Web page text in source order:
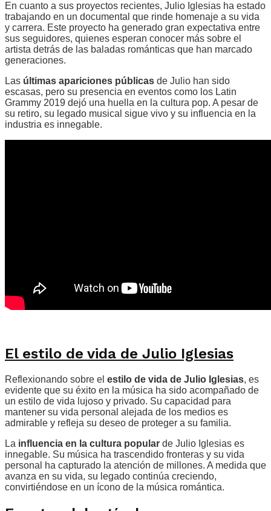
En cuanto a sus proyectos recientes, Julio Iglesias ha estado
trabajando en un documental que rinde homenaje a su vida
y carrera. Este proyecto ha generado gran expectativa entre
sus seguidores, quienes esperan conocer más sobre el
artista detrás de las baladas románticas que han marcado
generaciones.
Las últimas apariciones públicas de Julio han sido
escasas, pero su presencia en eventos como los Latin
Grammy 2019 dejó una huella en la cultura pop. A pesar de
su retiro, su legado musical sigue vivo y su influencia en la
industria es innegable.
El estilo de vida de Julio Iglesias
Reflexionando sobre el estilo de vida de Julio Iglesias, es
evidente que su éxito en la música ha sido acompañado de
un estilo de vida lujoso y privado. Su capacidad para
mantener su vida personal alejada de los medios es
admirable y refleja su deseo de proteger a su familia.
La influencia en la cultura popular de Julio Iglesias es
innegable. Su música ha trascendido fronteras y su vida
personal ha capturado la atención de millones. A medida que
avanza en su vida, su legado continúa creciendo,
convirtiéndose en un ícono de la música romántica.